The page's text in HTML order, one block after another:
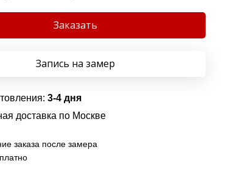
Заказать
Запись на замер
3-4 дня
доставка по Москве
заказа после замера